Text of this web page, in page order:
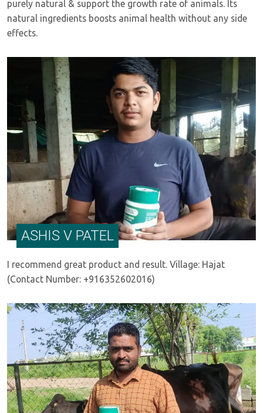
purely natural & support the growth rate of animals. Its
natural ingredients boosts animal health without any side
effects.
ASHIS V PATEL
I recommend great product and result. Village: Hajat
(Contact Number: +916352602016)